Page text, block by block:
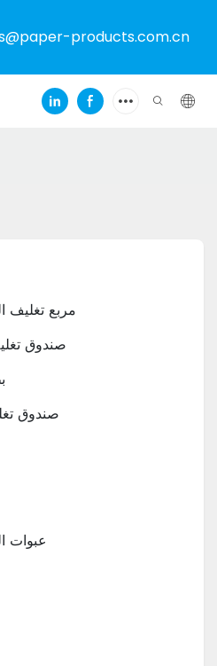
products.com.cn
• مربع
• صندوق
• صندوق
•